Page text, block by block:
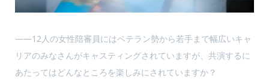
――12人の女性陪審員にはベテラン勢から若手まで幅広いキャ
リアのみなさんがキャスティングされていますが、共演するに
あたってはどんなところを楽しみにされていますか？